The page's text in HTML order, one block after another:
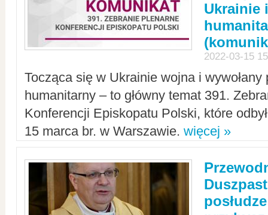
Ukrainie
2022-03-15
Tocząca się w Ukrainie wojna i
humanitarny – to główny temat 391.
Konferencji Episkopatu Polski, które
15 marca br. w Warszawie. więcej »